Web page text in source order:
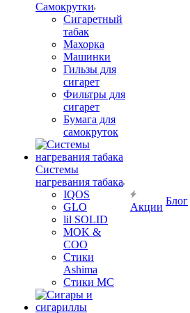
Самокрутки
Сигаретный
табак
Махорка
Машинки
Гильзы для
сигарет
Фильтры для
сигарет
Бумага для
самокруток
Системы
нагревания табака
IQOS
GLO
lil SOLID
MOK &
COO
Стики
Ashima
Стики MC
Акции
Блог